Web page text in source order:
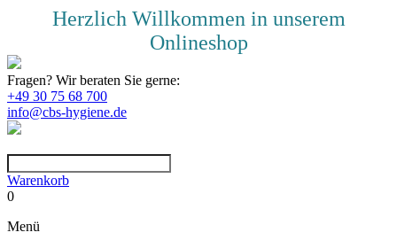
Herzlich Willkommen in unserem
Onlineshop
Fragen? Wir beraten Sie gerne:
+49 30 75 68 700
info@cbs-hygiene.de
Warenkorb
0
Menü